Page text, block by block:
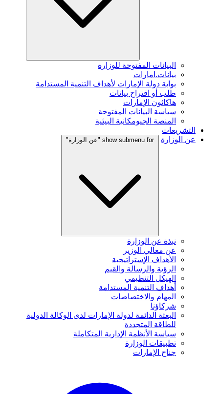
البيانات المفتوحة للوزارة
بيانات.امارات
بوابة دولة الإمارات لأهداف التنمية المستدامة
طلب أو اقتراح بيانات
هاكاثون الإمارات
سياسة البيانات المفتوحة
المنصة الجيومكانية البيئية
التشريعات
عن الوزارة
show submenu for "عن الوزارة"
نبذة عن الوزارة
عن معالي الوزير
الأهداف الإستراتيجية
الرؤية والرسالة والقيم
الهيكل التنظيمي
أهداف التنمية المستدامة
المهام والاختصاصات
شركاؤنا
البعثة الدائمة لدولة الإمارات لدى الوكالة الدولية
للطاقة المتجددة
سياسة الأنظمة الإدارية المتكاملة
تطبيقات الوزارة
جناح الإمارات